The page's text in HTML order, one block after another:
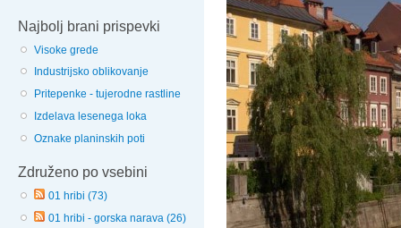
Najbolj brani prispevki
Visoke grede
Industrijsko oblikovanje
Pritepenke - tujerodne rastline
Izdelava lesenega loka
Oznake planinskih poti
Združeno po vsebini
01 hribi (73)
01 hribi - gorska narava (26)